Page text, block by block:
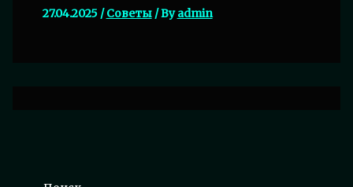
27.04.2025 /Советы/ Byadmin